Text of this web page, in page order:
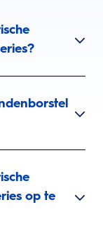
op te